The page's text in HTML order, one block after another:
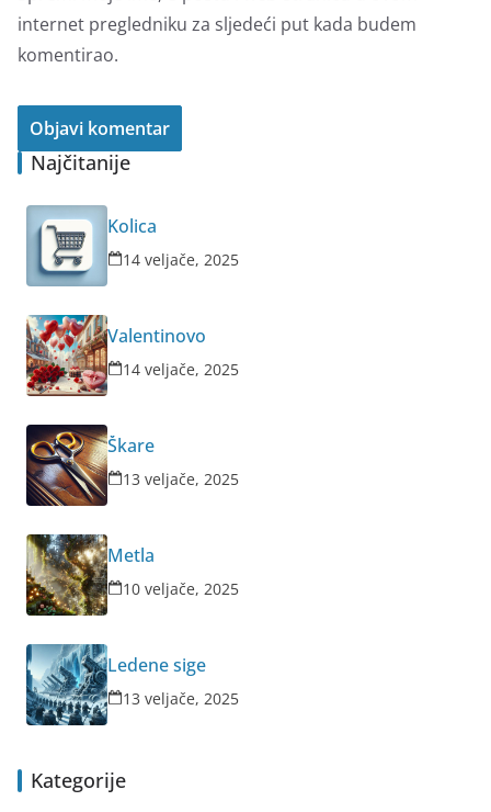
internet pregledniku za sljedeći put kada budem
komentirao.
Najčitanije
Kolica
14 veljače, 2025
Valentinovo
14 veljače, 2025
Škare
13 veljače, 2025
Metla
10 veljače, 2025
Ledene sige
13 veljače, 2025
Kategorije